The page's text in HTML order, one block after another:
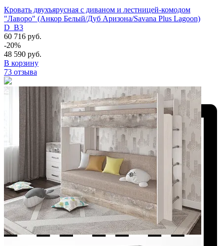
Кровать двухъярусная с диваном и лестницей-комодом
"Лаворо" (Анкор Белый/Дуб Аризона/Savana Plus Lagoon)
D_B3
60 716 руб.
-20%
48 590 руб.
В корзину
73 отзыва